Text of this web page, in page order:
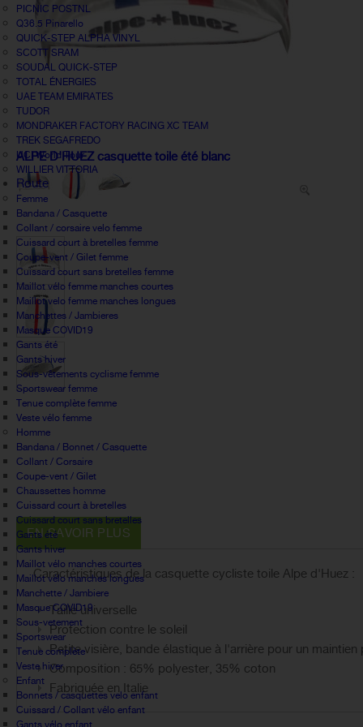
PICNIC POSTNL
Q36.5 Pinarello
QUICK-STEP ALPHA VINYL
SCOTT SRAM
SOUDAL QUICK-STEP
TOTAL ÉNERGIES
UAE TEAM EMIRATES
TUDOR
MONDRAKER FACTORY RACING XC TEAM
TREK SEGAFREDO
UCI World Tour
WILLIER VITTORIA
Route
Femme
Bandana / Casquette
Collant / corsaire velo femme
Cuissard court à bretelles femme
Coupe-vent / Gilet femme
Cuissard court sans bretelles femme
Maillot vélo femme manches courtes
Maillot velo femme manches longues
Manchettes / Jambieres
Masque COVID19
Gants été
Gants hiver
Sous-vêtements cyclisme femme
Sportswear femme
Tenue complète femme
Veste vélo femme
Homme
Bandana / Bonnet / Casquette
Collant / Corsaire
Coupe-vent / Gilet
Chaussettes homme
Cuissard court à bretelles
Cuissard court sans bretelles
Gants été
Gants hiver
Maillot vélo manches courtes
Maillot vélo manches longues
Manchette / Jambiere
Masque COVID19
Sous-vetement
Sportswear
Tenue complète
Veste hiver
Enfant
Bonnets / casquettes velo enfant
Cuissard / Collant vélo enfant
Gants vélo enfant
ALPE D'HUEZ casquette toile été blanc
EN SAVOIR PLUS
Caractéristiques de la casquette cycliste toile Alpe d'Huez :
Taille universelle
Protection contre le soleil
Petite visière, bande élastique à l'arrière pour un maintien
Composition : 65% polyester, 35% coton
Fabriquée en Italie